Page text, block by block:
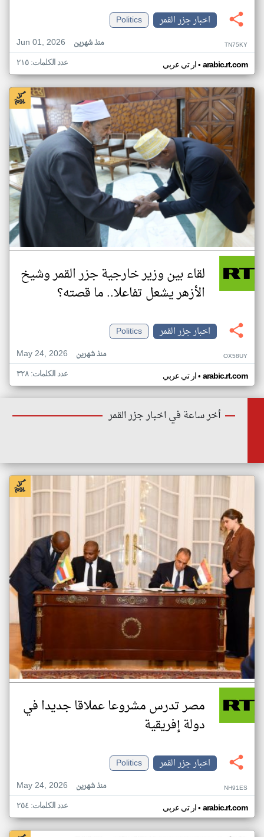
اخبار جزر القمر
Politics
Jun 01, 2026
منذ شهرين TN75KY
ار تي عربي• arabic.rt.com عدد الكلمات: ٢١٥
لقاء بين وزير خارجية جزر القمر وشيخ
الأزهر يشعل تفاعلا.. ما قصته؟
اخبار جزر القمر
Politics
May 24, 2026
منذ شهرين OX58UY
ار تي عربي• arabic.rt.com عدد الكلمات: ٣٢٨
أخر ساعة في اخبار جزر القمر
مصر تدرس مشروعا عملاقا جديدا في
دولة إفريقية
اخبار جزر القمر
Politics
May 24, 2026
منذ شهرين NH91ES
ار تي عربي• arabic.rt.com عدد الكلمات: ٢٥٤